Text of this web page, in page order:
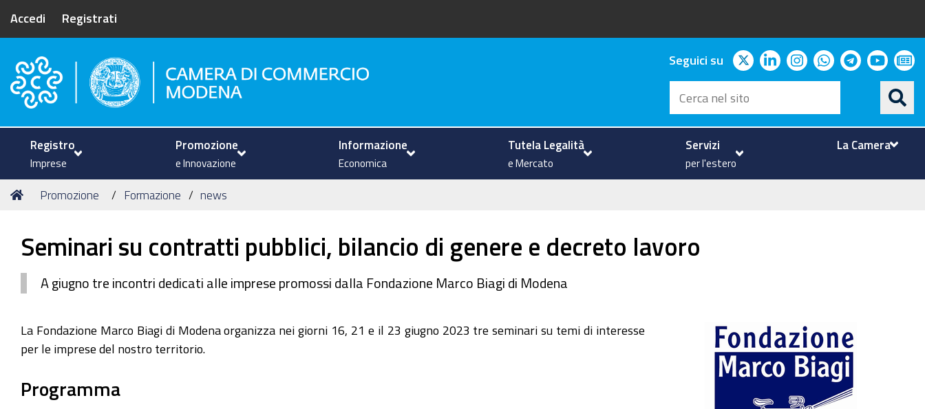
Accedi Registrati
Camera di Commercio di Modena
Seguici su twitterlinkedininstagram
whatsapp
telegram
Cerca
nel
sito
Registro
Imprese
Promozione
e Innovazione
Informazione
Economica
Tutela Legalità
e Mercato
Servizi
per l'estero
La Camera
Tu
Home
Promozione Formazione news
Seminari su contratti pubblici, bilancio di genere e decreto lavoro
A giugno tre incontri dedicati alle imprese promossi dalla Fondazione Marco Biagi di Modena
La Fondazione Marco Biagi di Modena organizza nei giorni 16, 21 e il 23 giugno 2023 tre seminari su temi di interesse
per le imprese del nostro territorio.
Programma